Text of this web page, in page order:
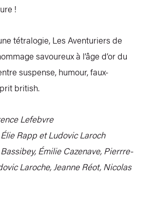
!
tétralogie, Les Aventuriers de
savoureux à l’âge d’or du
suspense, humour, faux-
british.
Lefebvre
Rapp et Ludovic Laroch
Émilie Cazenave, Pierrre-
Laroche, Jeanne Réot, Nicolas